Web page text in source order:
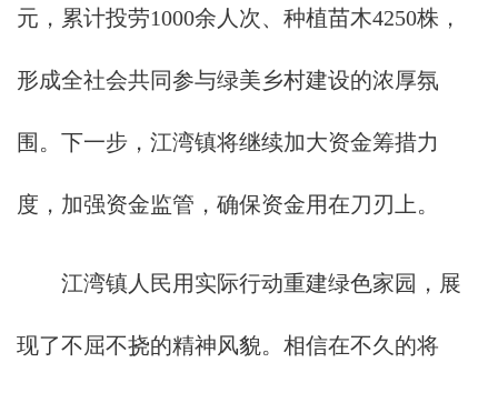
元，累计投劳1000余人次、种植苗木4250株，
形成全社会共同参与绿美乡村建设的浓厚氛
围。下一步，江湾镇将继续加大资金筹措力
度，加强资金监管，确保资金用在刀刃上。
江湾镇人民用实际行动重建绿色家园，展
现了不屈不挠的精神风貌。相信在不久的将